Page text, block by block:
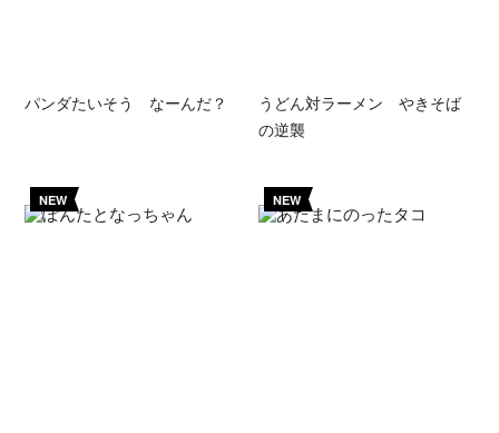
パンダたいそう なーんだ？
うどん対ラーメン やきそば
の逆襲
NEW NEW